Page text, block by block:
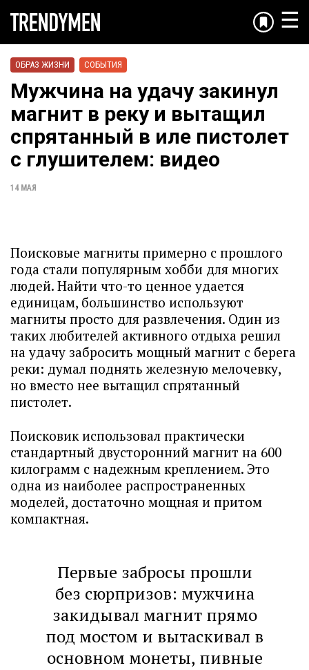
☰
ОБРАЗ ЖИЗНИ СОБЫТИЯ
Мужчина на удачу закинул
магнит в реку и вытащил
спрятанный в иле пистолет
с глушителем: видео
14 МАЯ
Поисковые магниты примерно с прошлого
года стали популярным хобби для многих
людей. Найти что-то ценное удается
единицам, большинство используют
магниты просто для развлечения. Один из
таких любителей активного отдыха решил
на удачу забросить мощный магнит с берега
реки: думал поднять железную мелочевку,
но вместо нее вытащил спрятанный
пистолет.
Поисковик использовал практически
стандартный двусторонний магнит на 600
килограмм с надежным креплением. Это
одна из наиболее распространенных
моделей, достаточно мощная и притом
компактная.
Первые забросы прошли
без сюрпризов: мужчина
закидывал магнит прямо
под мостом и вытаскивал в
основном монеты, пивные